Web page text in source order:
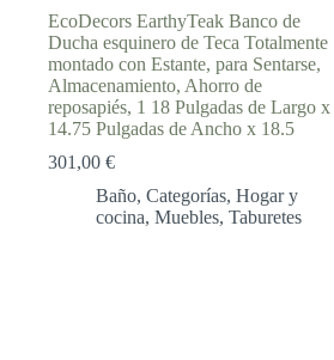
EcoDecors EarthyTeak Banco de
Ducha esquinero de Teca Totalmente
montado con Estante, para Sentarse,
Almacenamiento, Ahorro de
reposapiés, 1 18 Pulgadas de Largo x
14.75 Pulgadas de Ancho x 18.5
301,00 €
Baño, Categorías, Hogar y
cocina, Muebles, Taburetes